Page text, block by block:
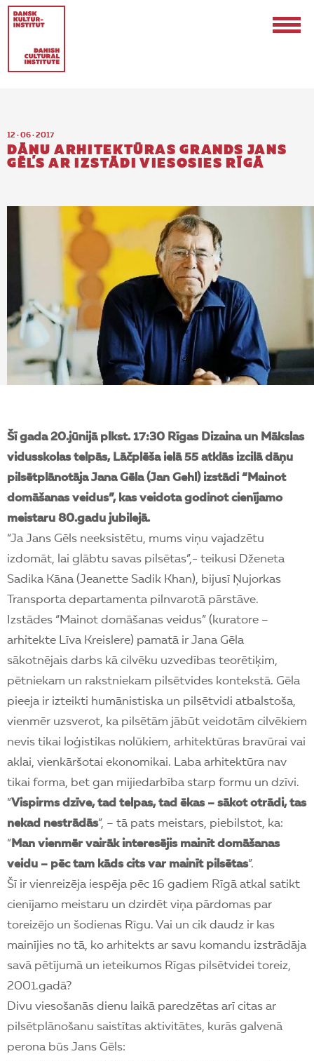
Events & Updates
Logo
Internships
EN
12 · 06 · 2017
DĀŅU ARHITEKTŪRAS GRANDS JANS
GĒLS AR IZSTĀDI VIESOSIES RĪGĀ
Šī gada 20.jūnijā plkst. 17:30 Rīgas Dizaina un Mākslas
vidusskolas telpās, Lāčplēša ielā 55 atklās izcilā dāņu
pilsētplānotāja Jana Gēla (Jan Gehl) izstādi “Mainot
domāšanas veidus”, kas veidota godinot cienījamo
meistaru 80.gadu jubilejā.
“Ja Jans Gēls neeksistētu, mums viņu vajadzētu
izdomāt, lai glābtu savas pilsētas”,- teikusi Dženeta
Sadika Kāna (Jeanette Sadik Khan), bijusī Ņujorkas
Transporta departamenta pilnvarotā pārstāve.
Izstādes “Mainot domāšanas veidus” (kuratore –
arhitekte Līva Kreislere) pamatā ir Jana Gēla
sākotnējais darbs kā cilvēku uzvedības teorētiķim,
pētniekam un rakstniekam pilsētvides kontekstā. Gēla
pieeja ir izteikti humānistiska un pilsētvidi atbalstoša,
vienmēr uzsverot, ka pilsētām jābūt veidotām cilvēkiem
nevis tikai loģistikas nolūkiem, arhitektūras bravūrai vai
aklai, vienkāršotai ekonomikai. Laba arhitektūra nav
tikai forma, bet gan mijiedarbība starp formu un dzīvi.
”Vispirms dzīve, tad telpas, tad ēkas – sākot otrādi, tas
nekad nestrādās”, – tā pats meistars, piebilstot, ka:
” Man vienmēr vairāk interesējis mainīt domāšanas
veidu – pēc tam kāds cits var mainīt pilsētas”.
Šī ir vienreizēja iespēja pēc 16 gadiem Rīgā atkal satikt
cienījamo meistaru un dzirdēt viņa pārdomas par
toreizējo un šodienas Rīgu. Vai un cik daudz ir kas
mainījies no tā, ko arhitekts ar savu komandu izstrādāja
savā pētījumā un ieteikumos Rīgas pilsētvidei toreiz,
2001.gadā?
Divu viesošanās dienu laikā paredzētas arī citas ar
pilsētplānošanu saistītas aktivitātes, kurās galvenā
perona būs Jans Gēls: